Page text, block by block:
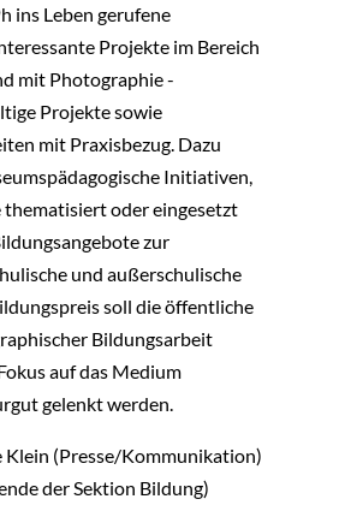
ins Leben gerufene
Projekte im Bereich
mit Photographie -
Projekte sowie
mit Praxisbezug. Dazu
Initiativen,
oder eingesetzt
zur
und außerschulische
soll die öffentliche
Bildungsarbeit
auf das Medium
gelenkt werden.
Klein (Presse/Kommunikation)
der Sektion Bildung)